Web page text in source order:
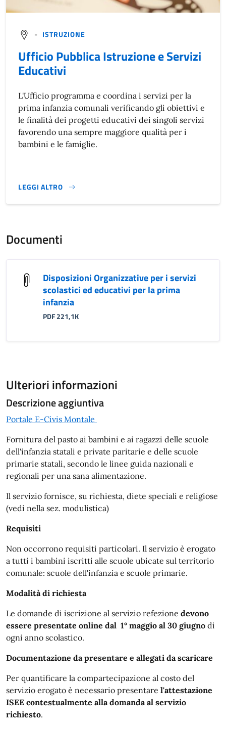
- ISTRUZIONE
Ufficio Pubblica Istruzione e Servizi
Educativi
L'Ufficio programma e coordina i servizi per la
prima infanzia comunali verificando gli obiettivi e
le finalità dei progetti educativi dei singoli servizi
favorendo una sempre maggiore qualità per i
bambini e le famiglie.
LEGGI ALTRO
}
Documenti
Disposizioni Organizzative per i servizi
scolastici ed educativi per la prima
infanzia
PDF 221,1K
Ulteriori informazioni
Descrizione aggiuntiva
Portale E-Civis Montale
Fornitura del pasto ai bambini e ai ragazzi delle scuole
dell'infanzia statali e private paritarie e delle scuole
primarie statali, secondo le linee guida nazionali e
regionali per una sana alimentazione.
Il servizio fornisce, su richiesta, diete speciali e religiose
(vedi nella sez. modulistica)
Requisiti
Non occorrono requisiti particolari. Il servizio è erogato
a tutti i bambini iscritti alle scuole ubicate sul territorio
comunale: scuole dell'infanzia e scuole primarie.
Modalità di richiesta
Le domande di iscrizione al servizio refezione devono
essere presentate online dal 1° maggio al 30 giugno di
ogni anno scolastico.
Documentazione da presentare e allegati da scaricare
Per quantificare la compartecipazione al costo del
servizio erogato è necessario presentare l'attestazione
ISEE contestualmente alla domanda al servizio
richiesto.